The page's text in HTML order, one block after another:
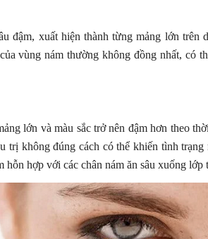
đậm, xuất hiện thành từng mảng lớn trên
vùng nám thường không đồng nhất, có
lớn và màu sắc trở nên đậm hơn theo
không đúng cách có thể khiến tình trạng
hợp với các chân nám ăn sâu xuống lớp